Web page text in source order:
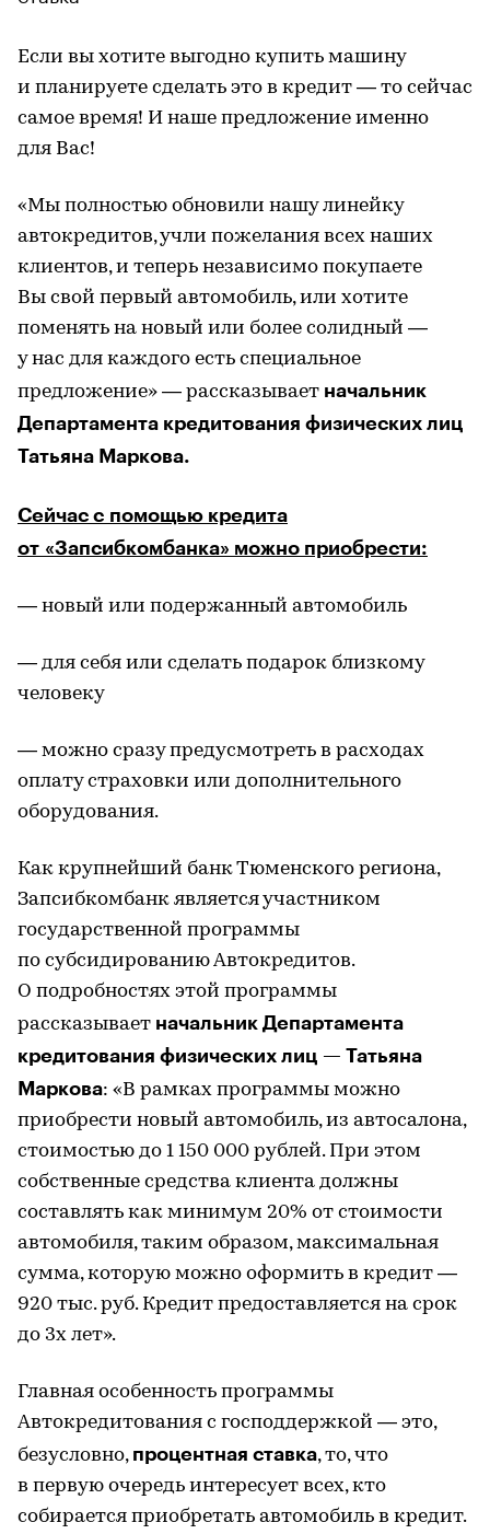
Если вы хотите выгодно купить машину
и планируете сделать это в кредит — то сейчас
самое время! И наше предложение именно
для Вас!
«Мы полностью обновили нашу линейку
автокредитов, учли пожелания всех наших
клиентов, и теперь независимо покупаете
Вы свой первый автомобиль, или хотите
поменять на новый или более солидный —
у нас для каждого есть специальное
предложение» — рассказывает начальник
Департамента кредитования физических лиц
Татьяна Маркова.
Сейчас с помощью кредита
от «Запсибкомбанка» можно приобрести:
— новый или подержанный автомобиль
— для себя или сделать подарок близкому
человеку
— можно сразу предусмотреть в расходах
оплату страховки или дополнительного
оборудования.
Как крупнейший банк Тюменского региона,
Запсибкомбанк является участником
государственной программы
по субсидированию Автокредитов.
О подробностях этой программы
рассказывает начальник Департамента
кредитования физических лиц — Татьяна
Маркова: «В рамках программы можно
приобрести новый автомобиль, из автосалона,
стоимостью до 1 150 000 рублей. При этом
собственные средства клиента должны
составлять как минимум 20% от стоимости
автомобиля, таким образом, максимальная
сумма, которую можно оформить в кредит —
920 тыс. руб. Кредит предоставляется на срок
до 3х лет».
Главная особенность программы
Автокредитования с господдержкой — это,
безусловно, процентная ставка, то, что
в первую очередь интересует всех, кто
собирается приобретать автомобиль в кредит.